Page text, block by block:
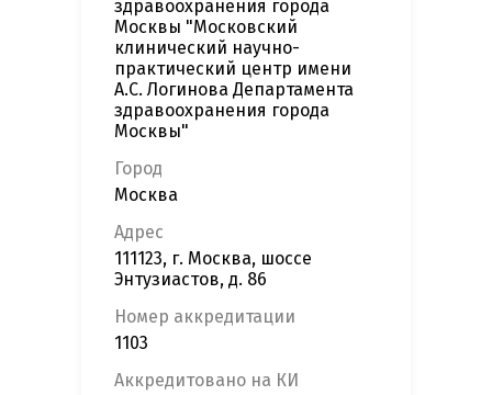
здравоохранения города
Москвы "Московский
клинический научно-
практический центр имени
А.С. Логинова Департамента
здравоохранения города
Москвы"
Город
Москва
Адрес
111123, г. Москва, шоссе
Энтузиастов, д. 86
Номер аккредитации
1103
Аккредитовано на КИ